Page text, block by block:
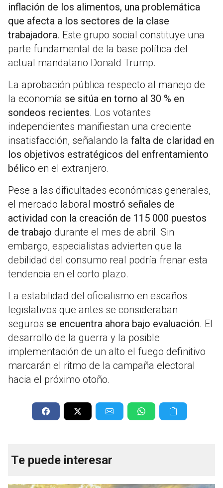
inflación de los alimentos, una problemática
que afecta a los sectores de la clase
trabajadora. Este grupo social constituye una
parte fundamental de la base política del
actual mandatario Donald Trump.
La aprobación pública respecto al manejo de
la economía se sitúa en torno al 30 % en
sondeos recientes. Los votantes
independientes manifiestan una creciente
insatisfacción, señalando la falta de claridad en
los objetivos estratégicos del enfrentamiento
bélico en el extranjero.
Pese a las dificultades económicas generales,
el mercado laboral mostró señales de
actividad con la creación de 115 000 puestos
de trabajo durante el mes de abril. Sin
embargo, especialistas advierten que la
debilidad del consumo real podría frenar esta
tendencia en el corto plazo.
La estabilidad del oficialismo en escaños
legislativos que antes se consideraban
seguros se encuentra ahora bajo evaluación. El
desarrollo de la guerra y la posible
implementación de un alto el fuego definitivo
marcarán el ritmo de la campaña electoral
hacia el próximo otoño.
Te puede interesar